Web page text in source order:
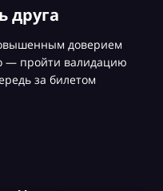
друга
доверием
— пройти валидацию
за билетом